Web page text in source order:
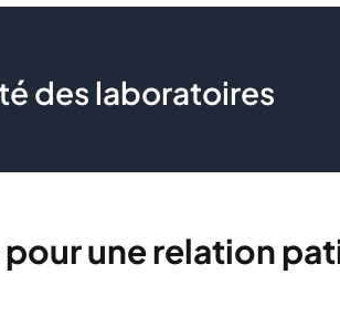
des laboratoires
pour une relation